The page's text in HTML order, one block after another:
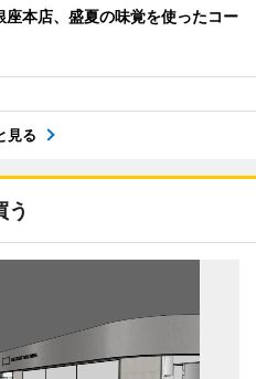
座本店、盛夏の味覚を使ったコー
見る
う